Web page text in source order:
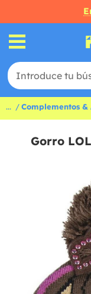
... Complementos &
Gorro